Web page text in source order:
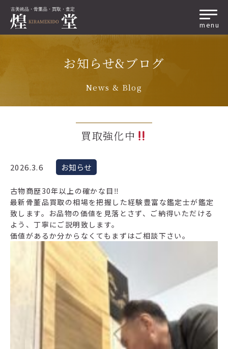
menu
お知らせ&ブログ
News & Blog
買取強化中
2026.3.6 お知らせ
古物商歴30年以上の確かな目‼︎
最新骨董品買取の相場を把握した経験豊富な鑑定士が鑑定
致します。お品物の価値を見落とさず、ご納得いただける
よう、丁寧にご説明致します。
価値があるか分からなくてもまずはご相談下さい。